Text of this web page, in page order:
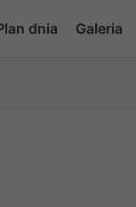
dnia Galeria